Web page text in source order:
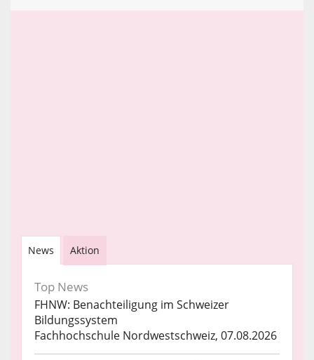
News Aktion
Top News
FHNW: Benachteiligung im Schweizer
Bildungssystem
Fachhochschule Nordwestschweiz, 07.08.2026